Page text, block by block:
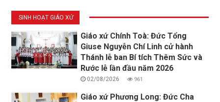
SINH HOẠT GIÁO XỨ
Giáo xứ Chính Toà: Đức Tổng
Giuse Nguyễn Chí Linh cử hành
Thánh lễ ban Bí tích Thêm Sức và
Rước lễ lần đầu năm 2026
02/08/2026 961
Giáo xứ Phương Long: Đức Cha